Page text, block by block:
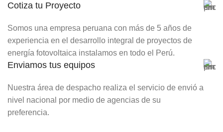
Cotiza tu Proyecto
Somos una empresa peruana con más de 5 años de
experiencia en el desarrollo integral de proyectos de
energía fotovoltaica instalamos en todo el Perú.
Enviamos tus equipos
Nuestra área de despacho realiza el servicio de envió a
nivel nacional por medio de agencias de su
preferencia.